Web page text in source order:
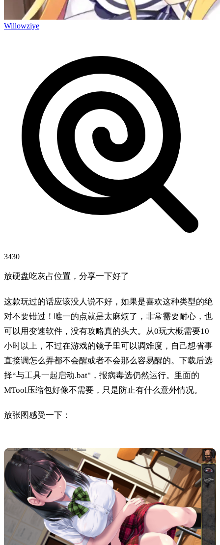
Willowziye
3430
放硬盘吃灰占位置，分享一下好了
这款玩过的话应该没人说不好，如果是喜欢这种类型的绝
对不要错过！唯一的点就是太麻烦了，非常需要耐心，也
可以用变速软件，没有攻略真的头大。从0玩大概需要10
小时以上，不过在游戏的镜子里可以调难度，自己想省事
直接调怎么弄都不会醒或者不会那么容易醒的。下载后选
择“与工具一起启动.bat"，报病毒选仍然运行。里面的
MTool压缩包好像不需要，只是防止有什么意外情况。
放张图感受一下：